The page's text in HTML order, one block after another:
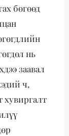
бөгөөд
нь
заавал
ч,
хувиргалт